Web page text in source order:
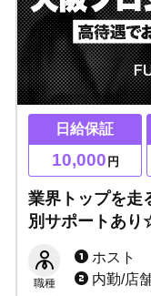
日給保証
10,000 円
業界トップを走
別サポートあ
OK・有給制度
職種
ホスト
内勤/店